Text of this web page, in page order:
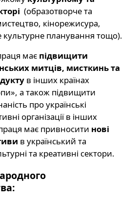
(образотворче та
кінорежисура,
культурне планування тощо).
має підвищити
митців, мисткинь та
в інших країнах
а також підвищити
про українські
організації в інших
має привносити нові
в український та
та креативні сектори.